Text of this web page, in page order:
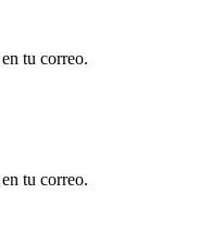
tu correo.
tu correo.